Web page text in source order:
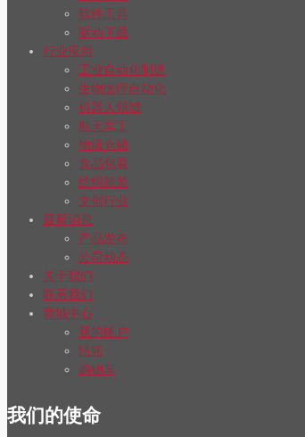
软件工具
驱动下载
行业应用
工业自动化制造
生物医疗自动化
机器人领域
航天军工
物流仓储
食品包装
纺织服装
文创行业
最新消息
产品发布
公司动态
关于我们
联系我们
商城中心
我的帐户
结账
购物车
我们的使命